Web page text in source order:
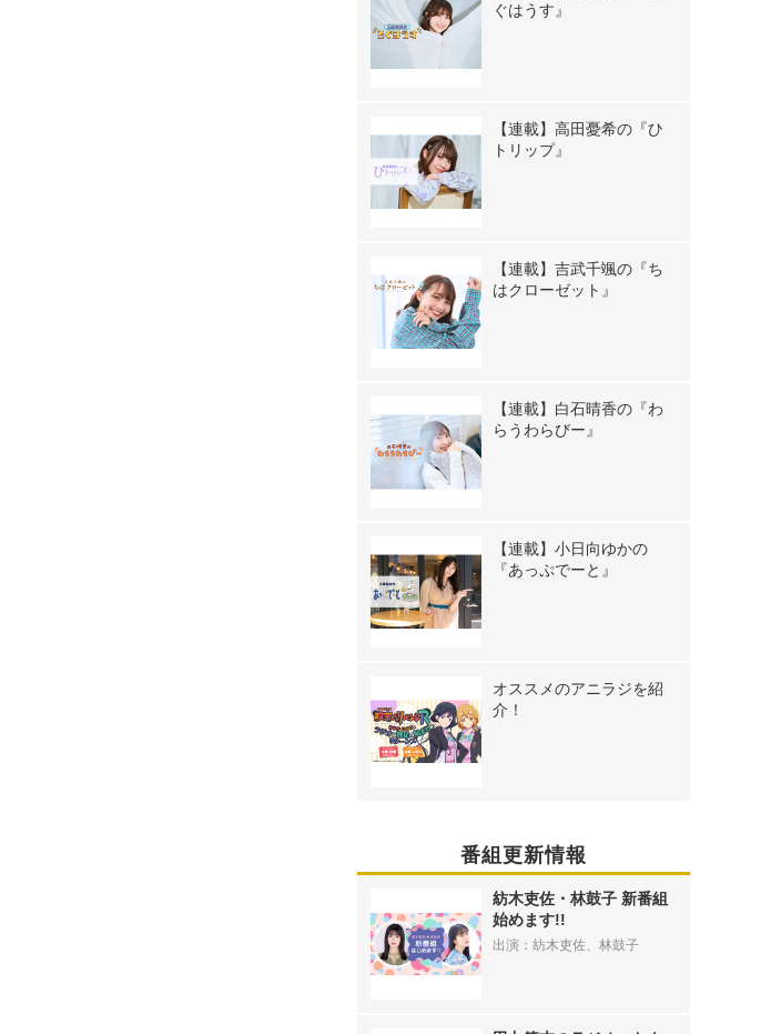
ぐはうす』
【連載】高田憂希の『ひ
トリップ』
【連載】吉武千颯の『ち
はクローゼット』
【連載】白石晴香の『わ
らうわらびー』
【連載】小日向ゆかの
『あっぷでーと』
オススメのアニラジを紹
介！
番組更新情報
紡木吏佐・林鼓子 新番組
始めます!!
出演：紡木吏佐、林鼓子